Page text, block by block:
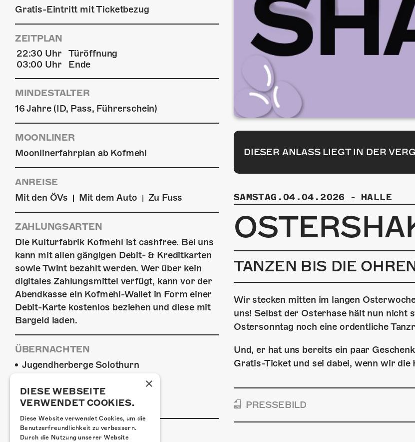
DIESER ANLASS LIEGT IN DER
SAMSTAG.04.04.2026 - HALLE
TANZEN BIS DIE
Wir stecken mitten im langen
uns! Selbst der Osterhase hält nun
Ostersonntag noch eine ordentliche
Und, er hat uns bereits ein paar
Gratis-Ticket und sei dabei, wenn wir die
PRESSEBILD
Gratis-Eintritt mit Ticketbezug
ZEITPLAN
22:30 Uhr
Türöffnung
03:00 Uhr
Ende
MINDESTALTER
16 Jahre (ID, Pass, Führerschein)
MOONLINER
Moonlinerfahrplan ab Kofmehl
ANREISE
Mit den ÖVs
Mit dem Auto Zu Fuss
ZAHLUNGSARTEN
Die Kulturfabrik Kofmehl ist cashfree. Bei uns
kann mit allen gängigen Debit- & Kreditkarten
sowie Twint bezahlt werden. Wer über kein
digitales Zahlungsmittel verfügt, kann vor der
Abendkasse ein Kofmehl-Wallet in Form einer
Debit-Karte kostenlos beziehen und diese mit
Bargeld laden.
ÜBERNACHTEN
Jugendherberge Solothurn
H4 Hotel
Weitere Unterkünfte
ESSENSTIPPS
×
DIESE WEBSEITE
VERWENDET COOKIES.
Diese Website verwendet Cookies, um die
Benutzerfreundlichkeit zu verbessern.
Durch die Nutzung unserer Website